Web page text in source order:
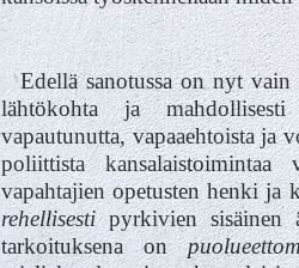
Edellä sanotussa on nyt
lähtökohta ja
vapautunutta, vapaaehtoista ja
poliittista
vapahtajien opetusten henki ja
rehellisestipyrkivien sisäinen
tarkoituksena on